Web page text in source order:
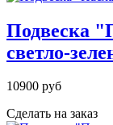
Подвеска
светло-
10900 руб
Сделать на заказ